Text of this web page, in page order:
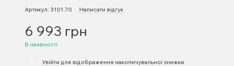
Артикул: 3101.70 Написати відгук
6 993 грн
В наявності
Увійти для відображення накопичувальної знижки